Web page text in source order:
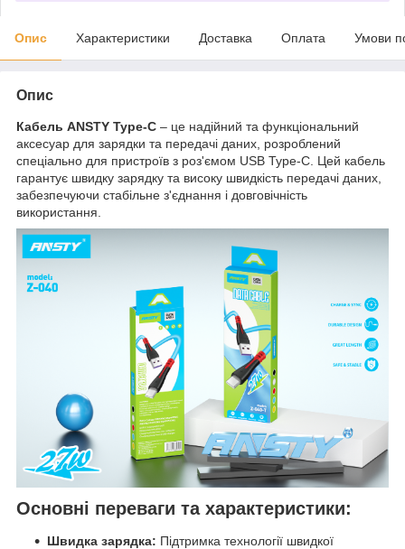
Опис Характеристики Доставка Оплата Умови
Опис
Кабель ANSTY Type-C – це надійний та функціональний
аксесуар для зарядки та передачі даних, розроблений
спеціально для пристроїв з роз'ємом USB Type-C. Цей кабель
гарантує швидку зарядку та високу швидкість передачі даних,
забезпечуючи стабільне з'єднання і довговічність
використання.
Основні переваги та характеристики:
Швидка зарядка: Підтримка технології швидкої